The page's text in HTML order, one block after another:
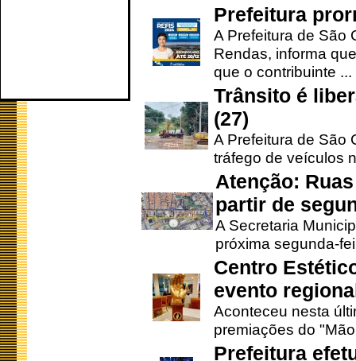
Prefeitura
A Prefeitura de São
Rendas, informa
que o contribuinte ...
Trânsito é
(27)
A Prefeitura de São
tráfego de veículos
Atenção:
partir de
A Secretaria
próxima segunda-
Centro
evento
Aconteceu nesta
premiações do
Prefeitura